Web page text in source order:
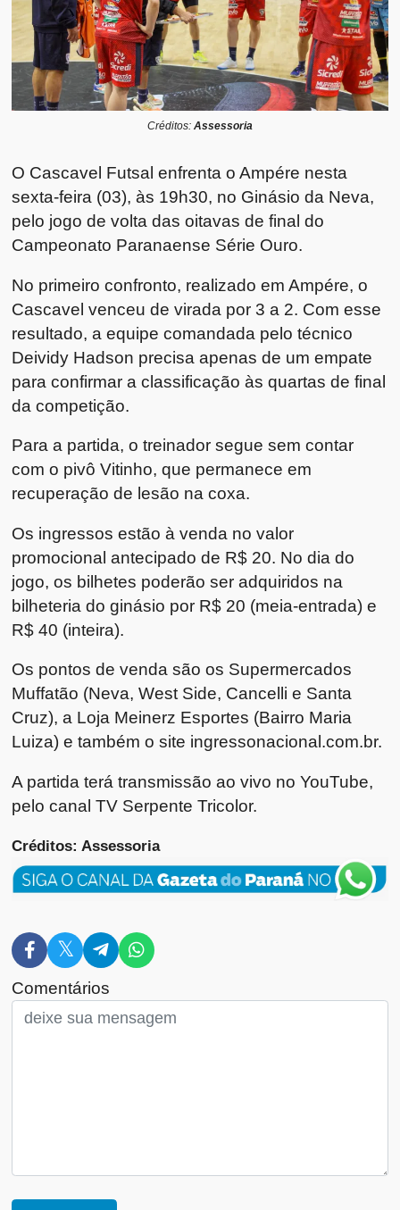
Créditos: Assessoria
O Cascavel Futsal enfrenta o Ampére nesta
sexta-feira (03), às 19h30, no Ginásio da Neva,
pelo jogo de volta das oitavas de final do
Campeonato Paranaense Série Ouro.
No primeiro confronto, realizado em Ampére, o
Cascavel venceu de virada por 3 a 2. Com esse
resultado, a equipe comandada pelo técnico
Deividy Hadson precisa apenas de um empate
para confirmar a classificação às quartas de final
da competição.
Para a partida, o treinador segue sem contar
com o pivô Vitinho, que permanece em
recuperação de lesão na coxa.
Os ingressos estão à venda no valor
promocional antecipado de R$ 20. No dia do
jogo, os bilhetes poderão ser adquiridos na
bilheteria do ginásio por R$ 20 (meia-entrada) e
R$ 40 (inteira).
Os pontos de venda são os Supermercados
Muffatão (Neva, West Side, Cancelli e Santa
Cruz), a Loja Meinerz Esportes (Bairro Maria
Luiza) e também o site ingressonacional.com.br.
A partida terá transmissão ao vivo no YouTube,
pelo canal TV Serpente Tricolor.
Créditos: Assessoria
Comentários